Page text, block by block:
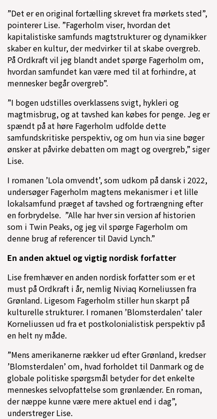
”Det er en original fortælling skrevet fra mørkets sted”,
pointerer Lise. ”Fagerholm viser, hvordan det
kapitalistiske samfunds magtstrukturer og dynamikker
skaber en kultur, der medvirker til at skabe overgreb.
På Ordkraft vil jeg blandt andet spørge Fagerholm om,
hvordan samfundet kan være med til at forhindre, at
mennesker begår overgreb”.
”I bogen udstilles overklassens svigt, hykleri og
magtmisbrug, og at tavshed kan købes for penge. Jeg er
spændt på at høre Fagerholm udfolde dette
samfundskritiske perspektiv, og om hun via sine bøger
ønsker at påvirke debatten om magt og overgreb,” siger
Lise.
I romanen ’Lola omvendt’, som udkom på dansk i 2022,
undersøger Fagerholm magtens mekanismer i et lille
lokalsamfund præget af tavshed og fortrængning efter
en forbrydelse. ”Alle har hver sin version af historien
som i Twin Peaks, og jeg vil spørge Fagerholm om
denne brug af referencer til David Lynch.”
En anden aktuel og vigtig nordisk forfatter
Lise fremhæver en anden nordisk forfatter som er et
must på Ordkraft i år, nemlig Niviaq Korneliussen fra
Grønland. Ligesom Fagerholm stiller hun skarpt på
kulturelle strukturer. I romanen ’Blomsterdalen’ taler
Korneliussen ud fra et postkolonialistisk perspektiv på
en helt ny måde.
”Mens amerikanerne rækker ud efter Grønland, kredser
’Blomsterdalen’ om, hvad forholdet til Danmark og de
globale politiske spørgsmål betyder for det enkelte
menneskes selvopfattelse som grønlænder. En roman,
der næppe kunne være mere aktuel end i dag”,
understreger Lise.